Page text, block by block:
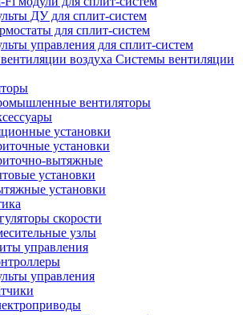
ДУ для сплит-систем
для сплит-систем
управления для сплит-систем
Системы вентиляции
вентиляторы
установки
установки
вытяжные
установки
установки
скорости
узлы
управления
управления